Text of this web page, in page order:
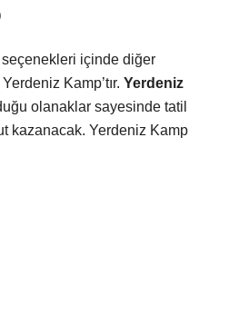
seçenekleri içinde diğer
Kamp’tır. Yerdeniz
olanaklar sayesinde tatil
kazanacak. Yerdeniz Kamp